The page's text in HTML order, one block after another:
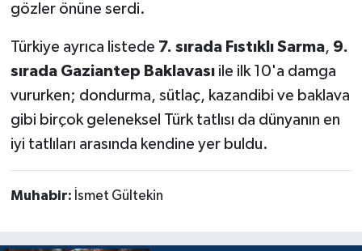
gözler önüne serdi.
Türkiye ayrıca listede 7. sırada Fıstıklı Sarma, 9.
sırada Gaziantep Baklavasıile ilk 10'a damga
vururken; dondurma, sütlaç, kazandibi ve baklava
gibi birçok geleneksel Türk tatlısı da dünyanın en
iyi tatlıları arasında kendine yer buldu.
Muhabir: İsmet Gültekin